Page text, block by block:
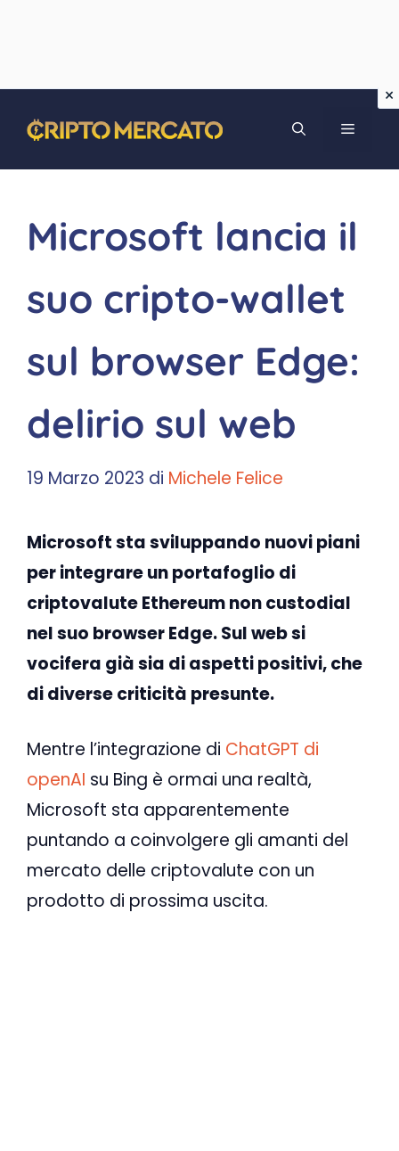
contenuto
MENU
Microsoft lancia il
suo cripto-wallet
sul browser Edge:
delirio sul web
19 Marzo 2023 di Michele Felice
Microsoft sta sviluppando nuovi piani
per integrare un portafoglio di
criptovalute Ethereum non custodial
nel suo browser Edge. Sul web si
vocifera già sia di aspetti positivi, che
di diverse criticità presunte.
Mentre l’integrazione di ChatGPT di
openAI su Bing è ormai una realtà,
Microsoft sta apparentemente
puntando a coinvolgere gli amanti del
mercato delle criptovalute con un
prodotto di prossima uscita.